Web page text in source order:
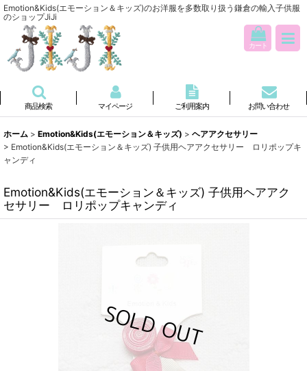
Emotion&Kids(エモーション＆キッズ)のお洋服を多数取り扱う鎌倉の輸入子供服
のショップJiJi
カート
商品検索 マイページ ご利用案内 お問い合わせ
ホーム > Emotion&Kids(エモーション＆キッズ) > ヘアアクセサリー
> Emotion&Kids(エモーション＆キッズ) 子供用ヘアアクセサリー ロリポップキ
ャンディ
Emotion&Kids(エモーション＆キッズ) 子供用ヘアアク
セサリー ロリポップキャンディ